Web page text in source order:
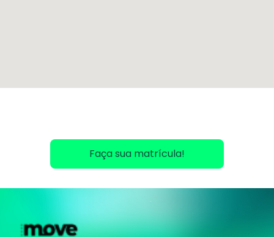
Faça sua matrícula!